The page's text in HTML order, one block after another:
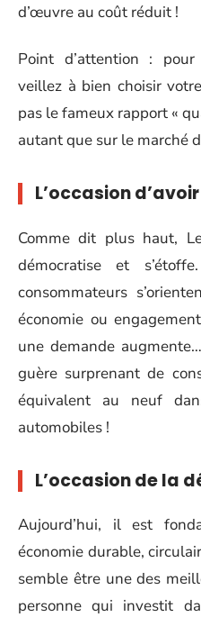
d’œuvre au coût réduit !
Point d’attention : pour
veillez à bien choisir
pas le fameux rapport «
autant que sur le marché
L’occasion
Comme dit plus haut,
démocratise et
consommateurs
économie ou
une demande
guère surprenant de
équivalent au neuf
automobiles !
L’occasion de la
Aujourd’hui, il est
économie durable,
semble être une des
personne qui investit